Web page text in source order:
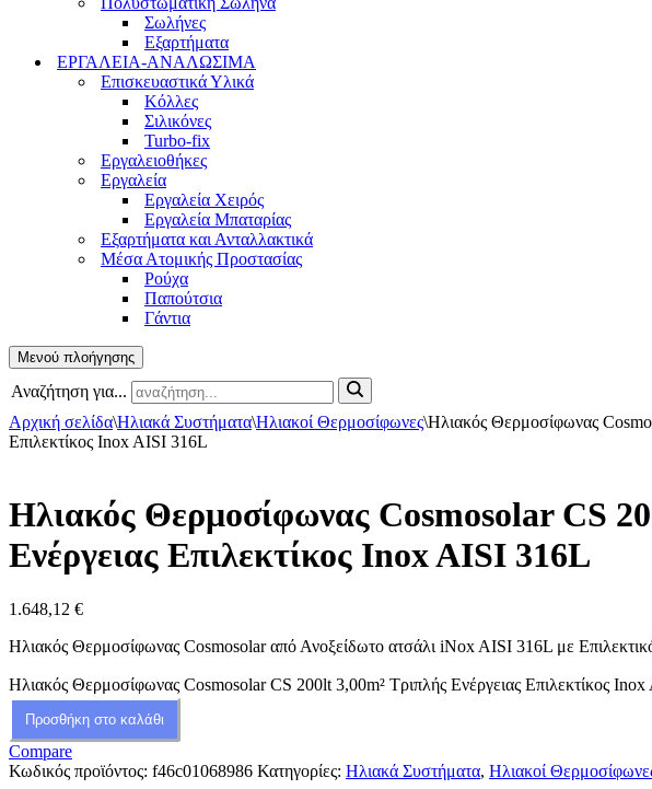
Σωλήνες
Εξαρτήματα
ΕΡΓΑΛΕΙΑ-ΑΝΑΛΩΣΙΜΑ
Επισκευαστικά Υλικά
Κόλλες
Σιλικόνες
Turbo-fix
Εργαλειοθήκες
Εργαλεία
Εργαλεία Χειρός
Εργαλεία Μπαταρίας
Εξαρτήματα και Ανταλλακτικά
Μέσα Ατομικής Προστασίας
Ρούχα
Παπούτσια
Γάντια
Μενού πλοήγησης
Αναζήτηση για...
Αρχική σελίδα\Ηλιακά Συστήματα\Ηλιακοί Θερμοσίφωνες\Ηλιακός Θερμοσίφωνας
Επιλεκτίκος Inox AISI 316L
Ηλιακός Θερμοσίφωνας Cosmosolar CS
Ενέργειας Επιλεκτίκος Inox AISI 316L
1.648,12 €
Ηλιακός Θερμοσίφωνας Cosmosolar από Ανοξείδωτο ατσάλι iNox AISI 316L με
Ηλιακός Θερμοσίφωνας Cosmosolar CS 200lt 3,00m² Τριπλής Ενέργειας Επιλεκτίκος
Προσθήκη στο καλάθι
Compare
Κωδικός προϊόντος: f46c01068986 Κατηγορίες: Ηλιακά Συστήματα, Ηλιακοί